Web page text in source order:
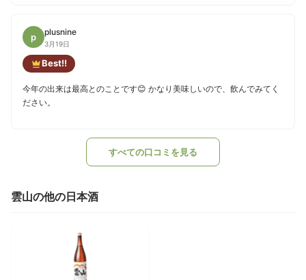
p plusnine
3月19日
Best!!
今年の出来は最高とのことです😊 かなり美味しいので、飲んでみてく
ださい。
すべての口コミを見る
雲山の他の日本酒